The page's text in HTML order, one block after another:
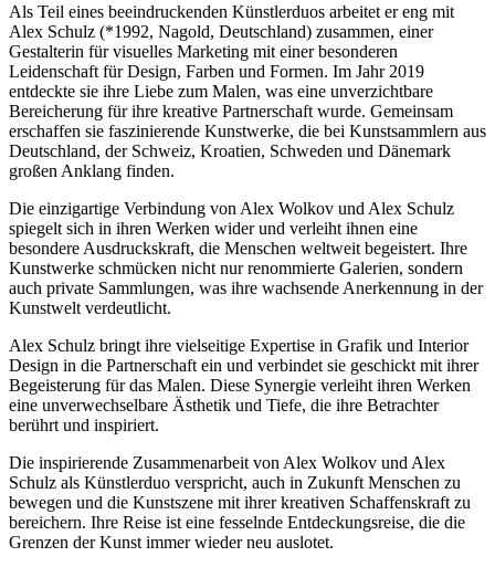
Als Teil eines beeindruckenden Künstlerduos arbeitet er eng mit
Alex Schulz (*1992, Nagold, Deutschland) zusammen, einer
Gestalterin für visuelles Marketing mit einer besonderen
Leidenschaft für Design, Farben und Formen. Im Jahr 2019
entdeckte sie ihre Liebe zum Malen, was eine unverzichtbare
Bereicherung für ihre kreative Partnerschaft wurde. Gemeinsam
erschaffen sie faszinierende Kunstwerke, die bei Kunstsammlern aus
Deutschland, der Schweiz, Kroatien, Schweden und Dänemark
großen Anklang finden.
Die einzigartige Verbindung von Alex Wolkov und Alex Schulz
spiegelt sich in ihren Werken wider und verleiht ihnen eine
besondere Ausdruckskraft, die Menschen weltweit begeistert. Ihre
Kunstwerke schmücken nicht nur renommierte Galerien, sondern
auch private Sammlungen, was ihre wachsende Anerkennung in der
Kunstwelt verdeutlicht.
Alex Schulz bringt ihre vielseitige Expertise in Grafik und Interior
Design in die Partnerschaft ein und verbindet sie geschickt mit ihrer
Begeisterung für das Malen. Diese Synergie verleiht ihren Werken
eine unverwechselbare Ästhetik und Tiefe, die ihre Betrachter
berührt und inspiriert.
Die inspirierende Zusammenarbeit von Alex Wolkov und Alex
Schulz als Künstlerduo verspricht, auch in Zukunft Menschen zu
bewegen und die Kunstszene mit ihrer kreativen Schaffenskraft zu
bereichern. Ihre Reise ist eine fesselnde Entdeckungsreise, die die
Grenzen der Kunst immer wieder neu auslotet.